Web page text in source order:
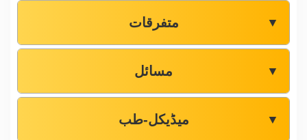
متفرقات ▼
مسائل ▼
میڈیکل-طب ▼